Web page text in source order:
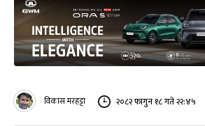
विकास मरहट्टा २०८२ फागुन १८ गते २२:४५